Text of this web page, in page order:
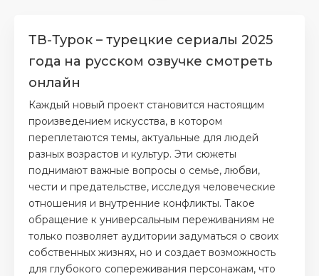
ТВ-Турок – туpeцкиe cepиaлы 2025
года нa pуccкoм озвучке cмoтpeть
oнлaйн
Каждый новый проект становится настоящим
произведением искусства, в котором
переплетаются темы, актуальные для людей
разных возрастов и культур. Эти сюжеты
поднимают важные вопросы о семье, любви,
чести и предательстве, исследуя человеческие
отношения и внутренние конфликты. Такое
обращение к универсальным переживаниям не
только позволяет аудитории задуматься о своих
собственных жизнях, но и создает возможность
для глубокого сопереживания персонажам, что